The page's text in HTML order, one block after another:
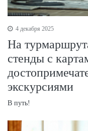
4 декабря 2025
На
стенды с
экскурсиями
В путь!